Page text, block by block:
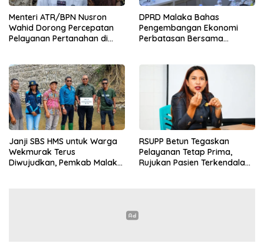
Menteri ATR/BPN Nusron
Wahid Dorong Percepatan
Pelayanan Pertanahan di
DPRD Malaka Bahas
Pengembangan Ekonomi
Perbatasan Bersama
Janji SBS HMS untuk Warga
Wekmurak Terus
Diwujudkan, Pemkab Malaka
RSUPP Betun Tegaskan
Pelayanan Tetap Prima,
Rujukan Pasien Terkendala